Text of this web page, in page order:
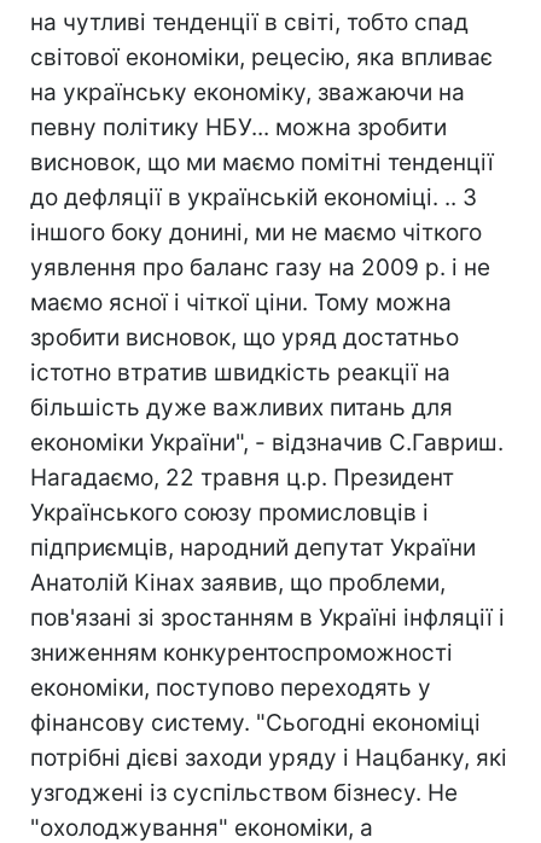
на чутливі тенденції в світі, тобто спад
світової економіки, рецесію, яка впливає
на українську економіку, зважаючи на
певну політику НБУ... можна зробити
висновок, що ми маємо помітні тенденції
до дефляції в українській економіці. .. З
іншого боку донині, ми не маємо чіткого
уявлення про баланс газу на 2009 р. і не
маємо ясної і чіткої ціни. Тому можна
зробити висновок, що уряд достатньо
істотно втратив швидкість реакції на
більшість дуже важливих питань для
економіки України", - відзначив С.Гавриш.
Нагадаємо, 22 травня ц.р. Президент
Українського союзу промисловців і
підприємців, народний депутат України
Анатолій Кінах заявив, що проблеми,
пов'язані зі зростанням в Україні інфляції і
зниженням конкурентоспроможності
економіки, поступово переходять у
фінансову систему. "Сьогодні економіці
потрібні дієві заходи уряду і Нацбанку, які
узгоджені із суспільством бізнесу. Не
"охолоджування" економіки, а